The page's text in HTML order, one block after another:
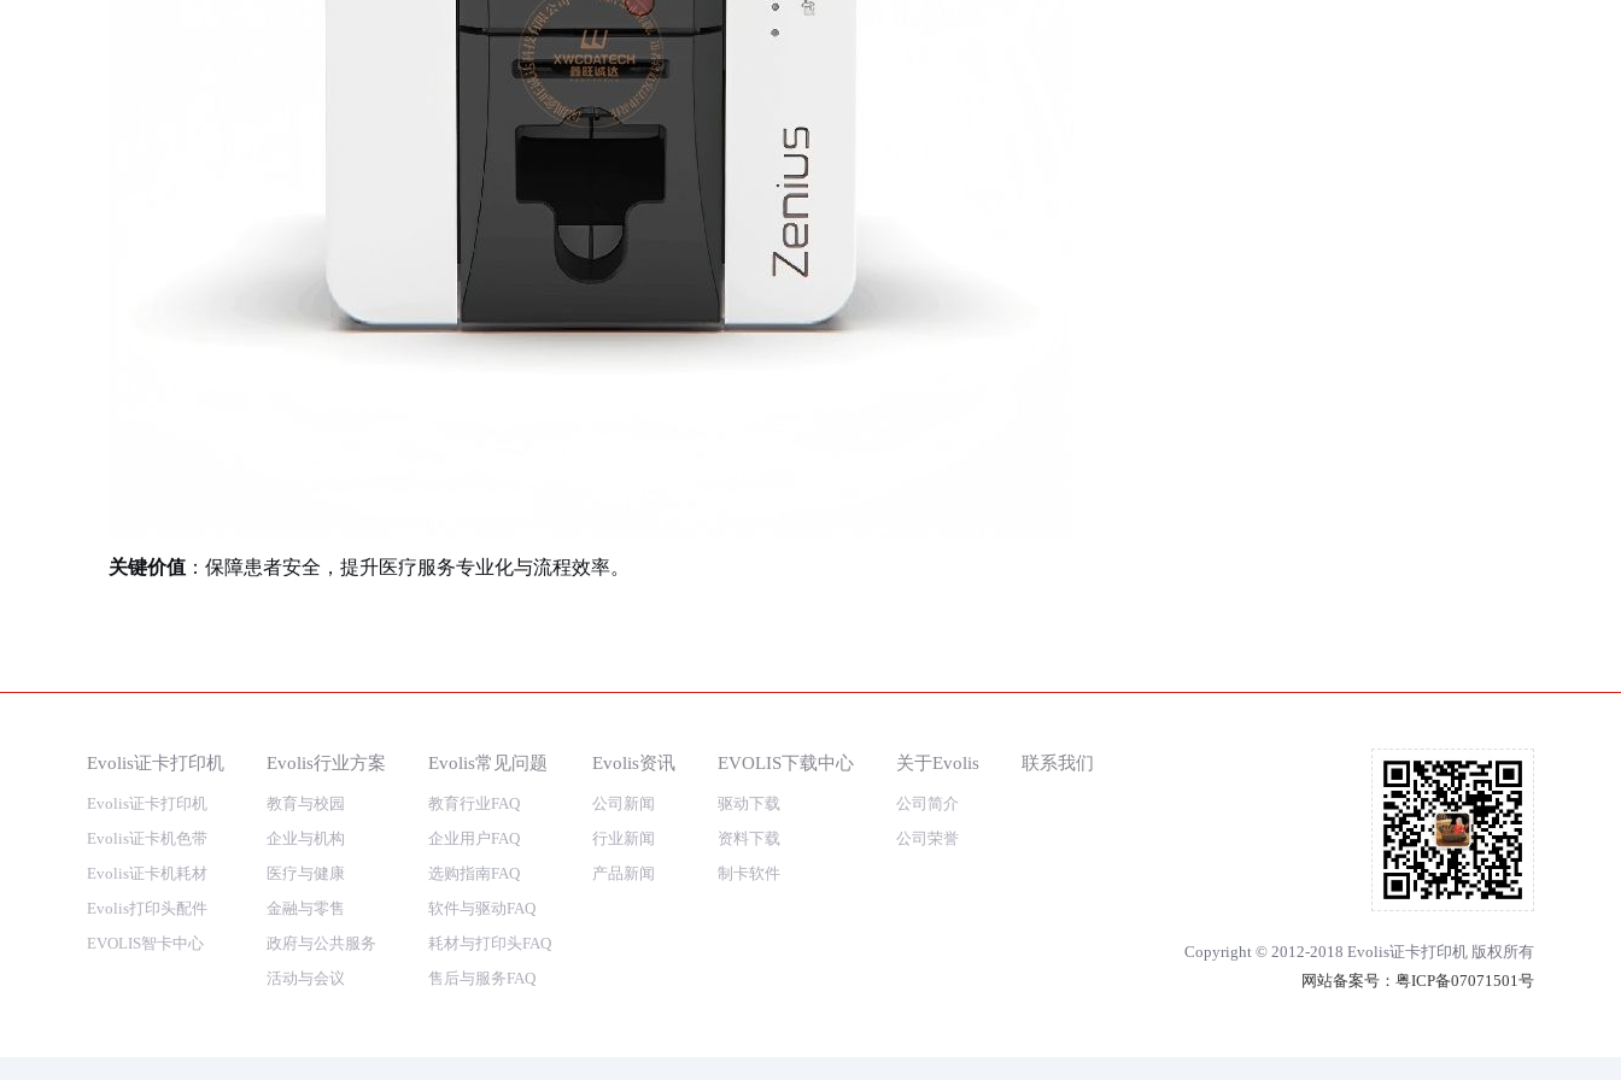
关键价值 ：保障患者安全，提升医疗服务专业化与流程效率。
Evolis证卡打印机
Evolis证卡打印机
Evolis证卡机色带
Evolis证卡机耗材
Evolis打印头配件
EVOLIS智卡中心
Evolis行业方案
教育与校园
企业与机构
医疗与健康
金融与零售
政府与公共服务
活动与会议
Evolis常见问题
教育行业FAQ
企业用户FAQ
选购指南FAQ
软件与驱动FAQ
耗材与打印头FAQ
售后与服务FAQ
Evolis资讯
公司新闻
行业新闻
产品新闻
EVOLIS下载中心
驱动下载
资料下载
制卡软件
关于Evolis
公司简介
公司荣誉
联系我们
Copyright © 2012-2018 Evolis证卡打印机 版权所有
网站备案号： 粤ICP备07071501号